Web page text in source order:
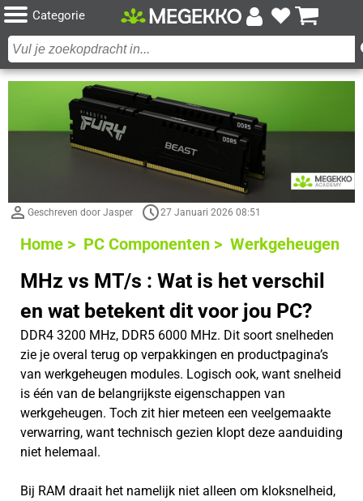
Categorie
Geschreven door Jasper 27 Januari 2026 08:51
Home > PC Componenten > Werkgeheugen
MHz vs MT/s : Wat is het verschil
en wat betekent dit voor jou PC?
DDR4 3200 MHz, DDR5 6000 MHz. Dit soort snelheden
zie je overal terug op verpakkingen en productpagina’s
van werkgeheugen modules. Logisch ook, want snelheid
is één van de belangrijkste eigenschappen van
werkgeheugen. Toch zit hier meteen een veelgemaakte
verwarring, want technisch gezien klopt deze aanduiding
niet helemaal.
Bij RAM draait het namelijk niet alleen om kloksnelheid,